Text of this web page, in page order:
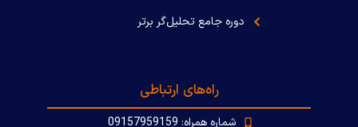
دوره جامع تحلیل‌گر برتر
راه‌های ارتباطی
شماره همراه: 09157959159